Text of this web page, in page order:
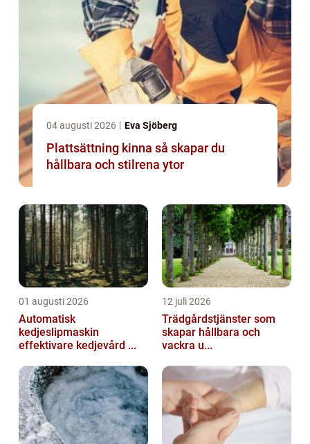
04 augusti 2026 Eva Sjöberg
Plattsättning kinna så skapar du
hållbara och stilrena ytor
01 augusti 2026
Automatisk
kedjeslipmaskin
effektivare kedjevård ...
12 juli 2026
Trädgårdstjänster som
skapar hållbara och
vackra u...